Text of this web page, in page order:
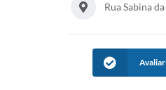
Rua Sabina